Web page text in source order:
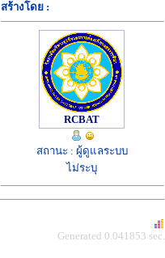
สร้างโดย :
RCBAT
สถานะ : ผู้ดูแลระบบ
ไม่ระบุ
Generated 0.041853 sec.